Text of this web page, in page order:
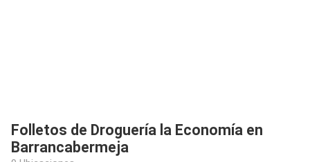
Folletos de Droguería la Economía en
Barrancabermeja